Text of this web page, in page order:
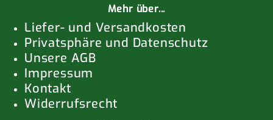
Mehr über...
Liefer- und Versandkosten
Privatsphäre und Datenschutz
Unsere AGB
Impressum
Kontakt
Widerrufsrecht